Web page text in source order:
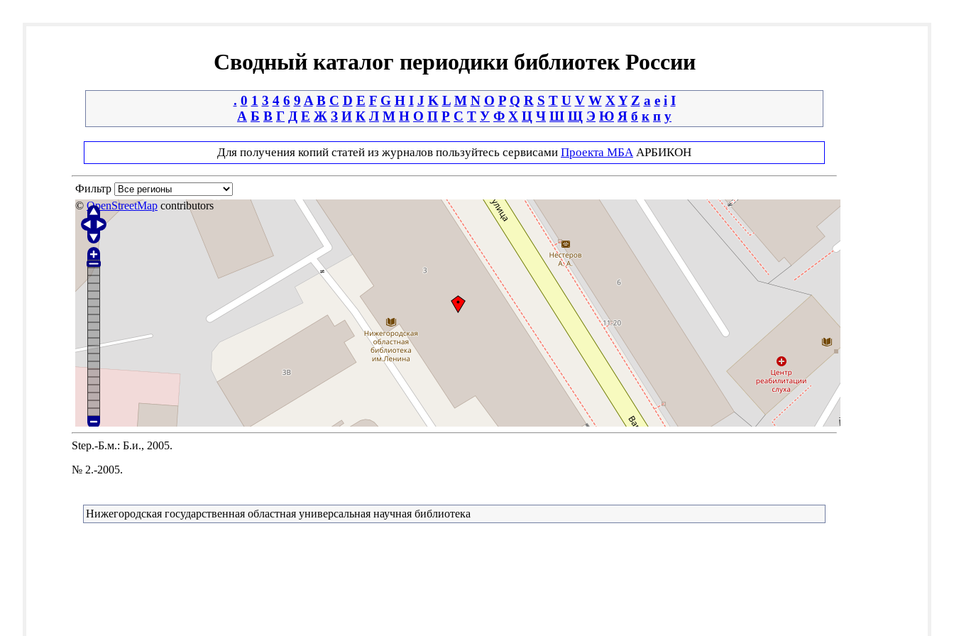
Сводный каталог периодики библиотек России
. 0 1 3 4 6 9 A B C D E F G H I J K L M N O P Q R S T U V W X Y Z a e i І
А Б В Г Д Е Ж З И К Л М Н О П Р С Т У Ф Х Ц Ч Ш Щ Э Ю Я б к п у
Для получения копий статей из журналов пользуйтесь сервисами Проекта МБА АРБИКОН
Фильтр
© OpenStreetMap contributors
Step.-Б.м.: Б.и., 2005.
№ 2.-2005.
Нижегородская государственная областная универсальная научная библиотека